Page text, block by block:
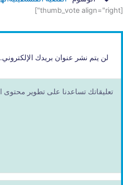
[thumb_vote align="right"]
لن يتم نشر عنوان بريدك الإلكتروني.